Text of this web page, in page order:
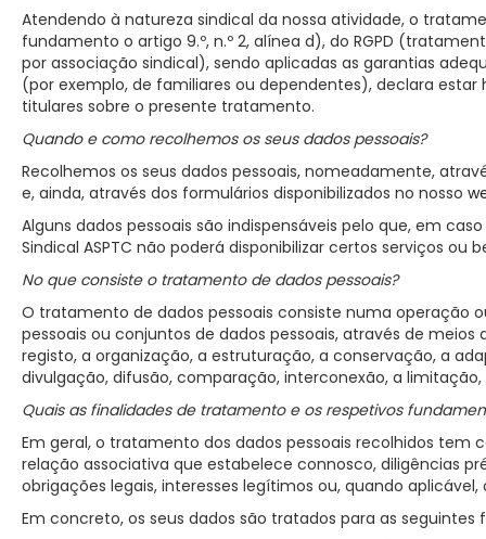
Atendendo à natureza sindical da nossa atividade, o
fundamento o artigo 9.º, n.º 2, alínea d), do RGPD
por associação sindical), sendo aplicadas as garantias
(por exemplo, de familiares ou dependentes), declara
titulares sobre o presente tratamento.
Quando e como recolhemos os seus dados pessoais?
Recolhemos os seus dados pessoais, nomeadamente,
e, ainda, através dos formulários disponibilizados no nosso
Alguns dados pessoais são indispensáveis pelo que, em
Sindical ASPTC não poderá disponibilizar certos serviços ou
No que consiste o tratamento de dados pessoais?
O tratamento de dados pessoais consiste numa operação
pessoais ou conjuntos de dados pessoais, através de
registo, a organização, a estruturação, a conservação, a
divulgação, difusão, comparação, interconexão, a
Quais as finalidades de tratamento e os respetivos
Em geral, o tratamento dos dados pessoais recolhidos
relação associativa que estabelece connosco, diligências
obrigações legais, interesses legítimos ou, quando
Em concreto, os seus dados são tratados para as seguintes